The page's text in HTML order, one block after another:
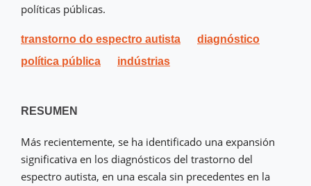
políticas públicas.
transtorno do espectro autista
diagnóstico
política pública
indústrias
RESUMEN
Más recientemente, se ha identificado una expansión
significativa en los diagnósticos del trastorno del
espectro autista, en una escala sin precedentes en la